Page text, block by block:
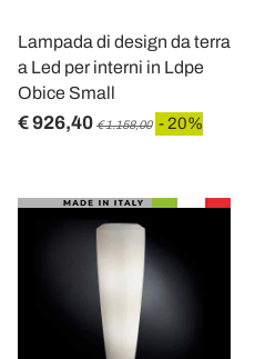
Lampada di design da terra
a Led per interni in Ldpe
Obice Small
€ 926,40 € 1.158,00 - 20%